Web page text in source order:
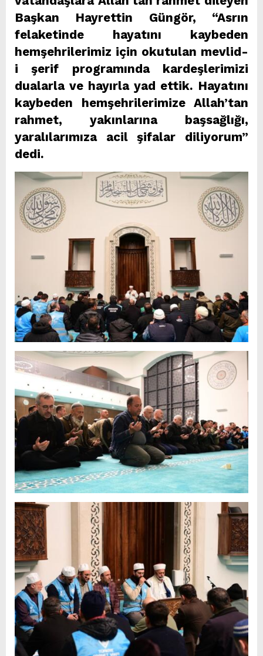
Başkan Hayrettin Güngör, “Asrın
felaketinde hayatını kaybeden
hemşehrilerimiz için okutulan mevlid-
i şerif programında kardeşlerimizi
dualarla ve hayırla yad ettik. Hayatını
kaybeden hemşehrilerimize Allah’tan
rahmet, yakınlarına başsağlığı,
yaralılarımıza acil şifalar diliyorum”
dedi.